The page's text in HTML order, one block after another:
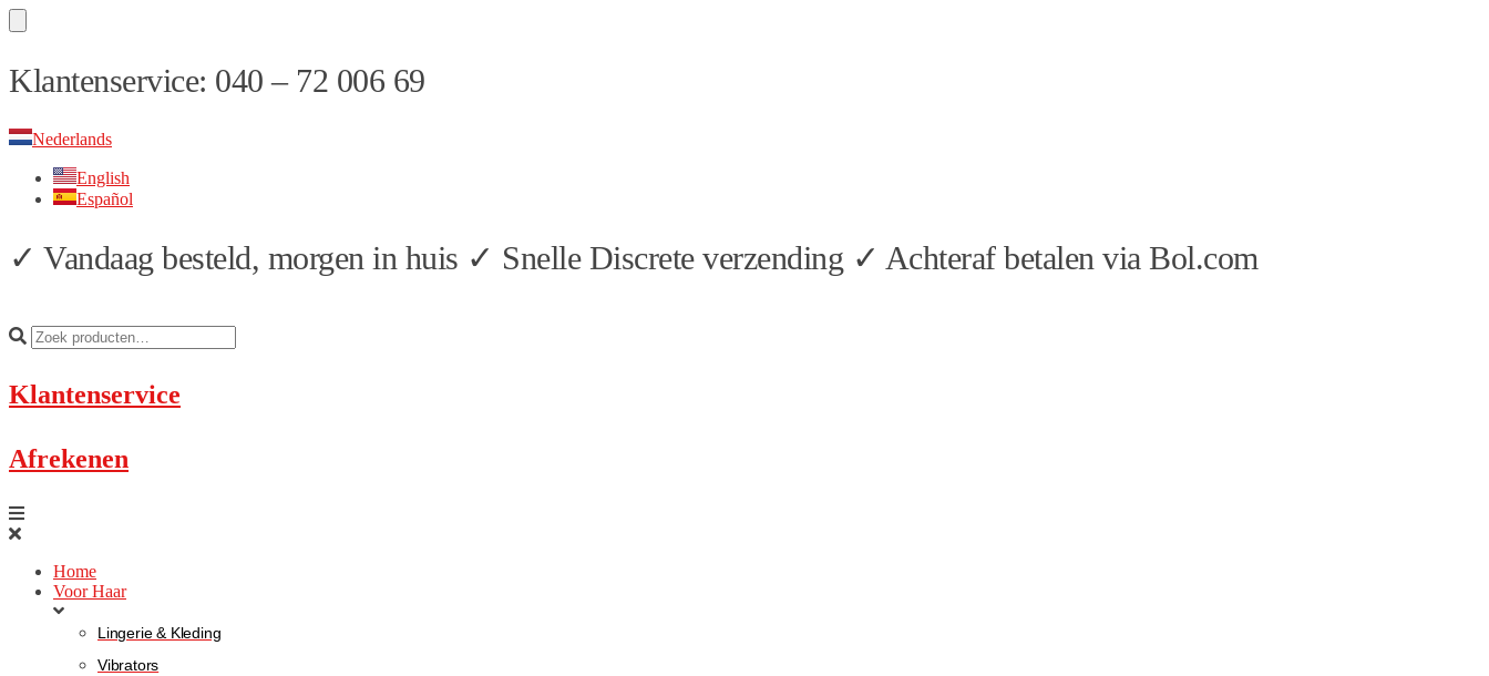
Skip
to
Skip
to
Klantenservice: 040 – 72 006 69
Nederlands
English
Español
✓ Vandaag besteld, morgen in huis ✓ Snelle Discrete verzending ✓ Achteraf betalen via Bol.com
Klantenservice
Afrekenen
Home
Voor Haar
Lingerie & Kleding
Vibrators